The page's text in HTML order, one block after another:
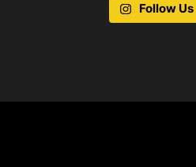
Follow Us